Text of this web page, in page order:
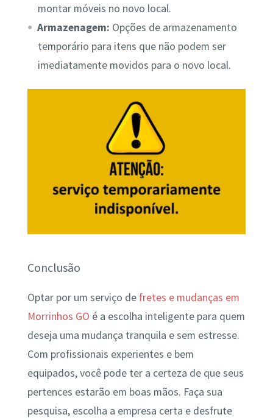
montar móveis no novo local.
Armazenagem: Opções de armazenamento
temporário para itens que não podem ser
imediatamente movidos para o novo local.
Conclusão
Optar por um serviço de fretes e mudanças em
Morrinhos GO é a escolha inteligente para quem
deseja uma mudança tranquila e sem estresse.
Com profissionais experientes e bem
equipados, você pode ter a certeza de que seus
pertences estarão em boas mãos. Faça sua
pesquisa, escolha a empresa certa e desfrute